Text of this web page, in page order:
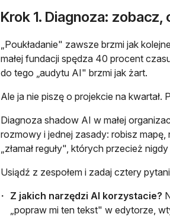
Krok 1. Diagnoza:
„Poukładanie" zawsze brzmi jak
małej fundacji spędza 40 procent
do tego „audytu AI" brzmi jak żart.
Ale ja nie piszę o projekcie na
Diagnoza shadow AI w małej
rozmowy i jednej zasady: robisz
„złamał reguły", których przecież nigdy
Usiądź z zespołem i zadaj cztery
Z jakich narzędzi AI korzystacie?
„popraw mi ten tekst" w edytorze,